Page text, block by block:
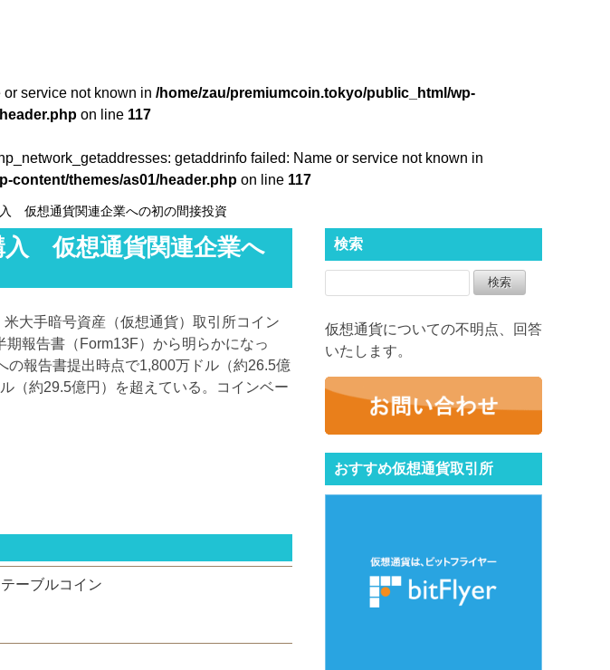
service not known in /home/zau/premiumcoin.tokyo/public_html/wp-
on line 117
getaddrinfo failed: Name or service not known in
content/themes/as01/header.phpon line 117
仮想通貨関連企業への初の間接投資
入 仮想通貨関連企業へ
大手暗号資産（仮想通貨）取引所コイン
報告書（Form13F）から明らかになっ
報告書提出時点で1,800万ドル（約26.5億
（約29.5億円）を超えている。コインベー
ーブルコイン
検索
仮想通貨についての不明点、回答
いたします。
おすすめ仮想通貨取引所